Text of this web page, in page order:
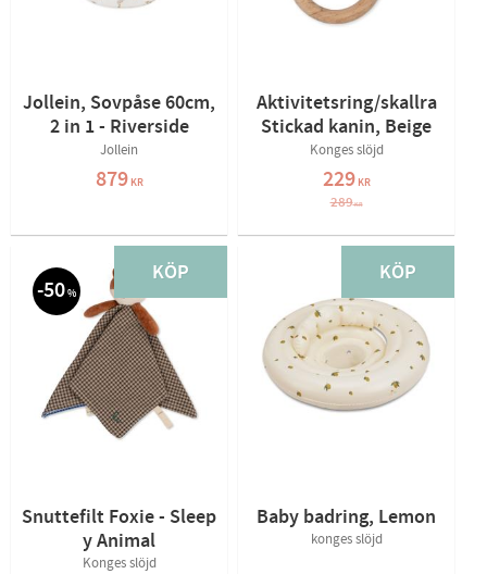
Jollein, Sovpåse 60cm,
2 in 1 - Riverside
Jollein
879KR
Aktivitetsring/skallra
Stickad kanin, Beige
Konges slöjd
229KR
289KR
Snuttefilt Foxie - Sleep
y Animal
Konges slöjd
50%
KÖP
Baby badring, Lemon
konges slöjd
KÖP